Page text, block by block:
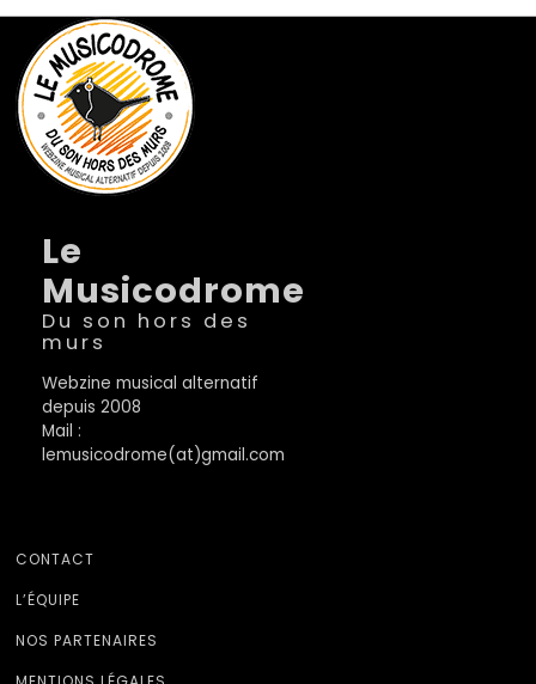
Le
Musicodrome
Du son hors des
murs
Webzine musical alternatif
depuis 2008
Mail :
lemusicodrome(at)gmail.com
CONTACT
L’ÉQUIPE
NOS PARTENAIRES